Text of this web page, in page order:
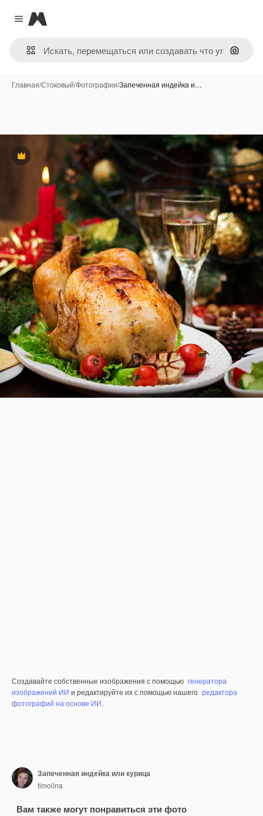
Close menu
Magnific
Поиск
Главная/Стоковый/Фотографии/Запеченная индейка и…
Премиум
Создавайте собственные изображения с помощью генератора
изображений ИИ и редактируйте их с помощью нашего редактора
фотографий на основе ИИ.
Запеченная индейка или курица
timolina
Вам также могут понравиться эти фото